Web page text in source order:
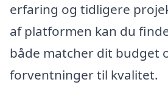
erfaring og tidligere
af platformen kan du
både matcher dit budget
forventninger til kvalitet.